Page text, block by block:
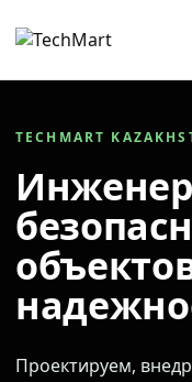
TECHMART
Проектируем,